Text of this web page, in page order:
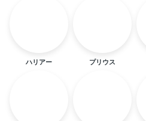
ハリアー プリウス